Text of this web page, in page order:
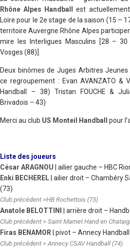
Rhône Alpes Handballest
Loire pour le 2e stage de la saison (15 –
territoire Auvergne Rhône Alpes
mire les Interligues Masculins [28 –
Vosges (88)].
Deux binômes de Juges Arbitres
ce regroupement : Evan AVANZATO &
Handball – 38) Tristan FOUCHE &
Brivadois – 43)
Merci au club US Monteil Handball pour
Liste des joueurs
César ARAGNOU
| ailier gauche – HBC
Enki BECHEREL | ailier droit – Chambéry
(73)
Club précédent >HB Rochettois (73)
Anatole BELOTTINI | arrière droit –
Club précédent > Saint Mamet Hand en
Firas BENAMOR | pivot – Annecy
Club précédent > Annecy CSAV Handball (74)